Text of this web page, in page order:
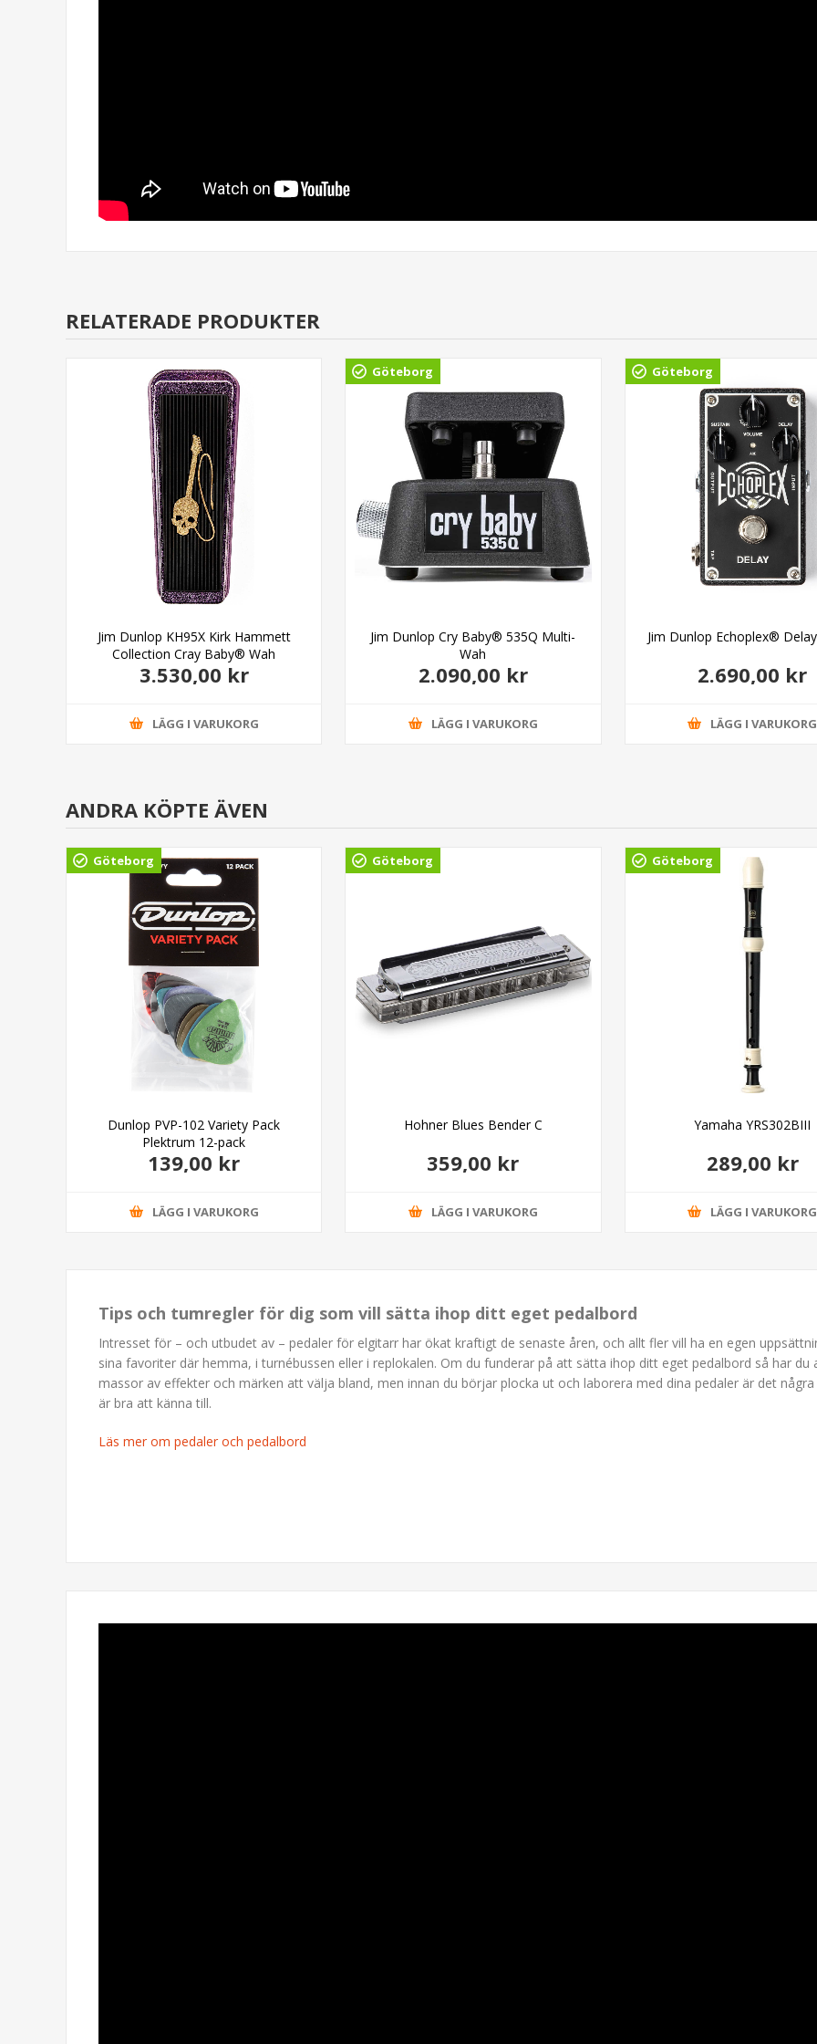
RELATERADE PRODUKTER
Jim Dunlop KH95X Kirk Hammett
Collection Cray Baby® Wah
3.530,00 kr
LÄGG I VARUKORG
Göteborg
Jim Dunlop Cry Baby® 535Q Multi-
Wah
2.090,00 kr
LÄGG I VARUKORG
Göteborg
Jim Dunlop Echoplex®
2.690,00 kr
LÄGG I VARUKORG
ANDRA KÖPTE ÄVEN
Göteborg
Dunlop PVP-102 Variety Pack
Plektrum 12-pack
139,00 kr
LÄGG I VARUKORG
Göteborg
Hohner Blues Bender C
359,00 kr
LÄGG I VARUKORG
Göteborg
Yamaha YRS302BIII
289,00 kr
LÄGG I VARUKORG
Tips och tumregler för dig som vill sätta ihop ditt eget pedalbord
Intresset för – och utbudet av – pedaler för elgitarr har ökat kraftigt de senaste åren, och allt fler vill ha en egen
sina favoriter där hemma, i turnébussen eller i replokalen. Om du funderar på att sätta ihop ditt eget pedalbord så har du
massor av effekter och märken att välja bland, men innan du börjar plocka ut och laborera med dina pedaler är det
är bra att känna till.
Läs mer om pedaler och pedalbord